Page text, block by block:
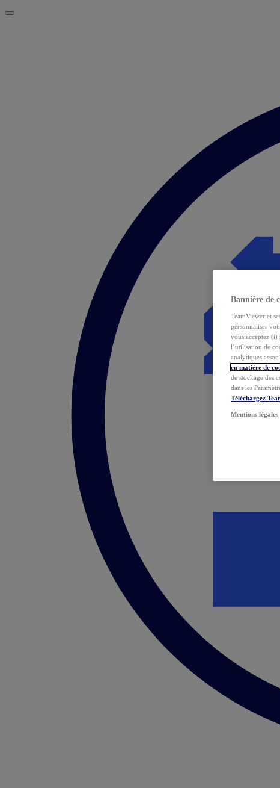
Bannière de
TeamViewer et
personnaliser
vous acceptez (i)
l’utilisation de
analytiques
en matière de
de stockage des
dans les
Téléchargez
Mentions légales